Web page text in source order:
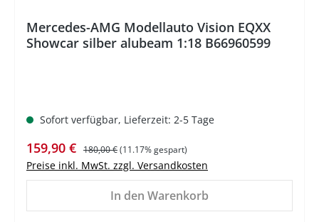
Mercedes-AMG Modellauto Vision EQXX
Showcar silber alubeam 1:18 B66960599
Sofort verfügbar, Lieferzeit: 2-5 Tage
Verkaufspreis:
159,90 € Regulärer Preis:
180,00 €(11.17% gespart)
Preise inkl. MwSt. zzgl. Versandkosten
In den Warenkorb